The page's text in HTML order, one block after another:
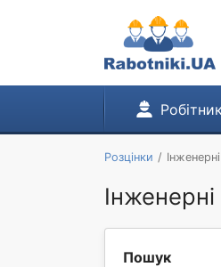
Розцінки
Пошук